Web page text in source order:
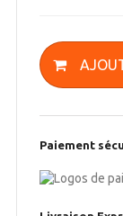
Paiement